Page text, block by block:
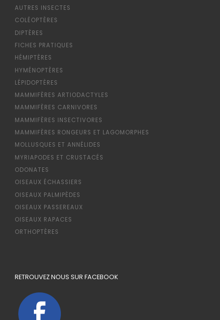
AUTRES INSECTES
COLÉOPTÈRES
DIPTÈRES
FICHES PRATIQUES
HÉMIPTÈRES
HYMÉNOPTÈRES
LÉPIDOPTÈRES
MAMMIFÈRES ARTIODACTYLES
MAMMIFÈRES CARNIVORES
MAMMIFÈRES INSECTIVORES
MAMMIFÈRES RONGEURS ET LAGOMORPHES
MOLLUSQUES ET ANNÉLIDES
MYRIAPODES ET CRUSTACÉS
ODONATES
OISEAUX ÉCHASSIERS
OISEAUX PALMIPÈDES
OISEAUX PASSEREAUX
OISEAUX RAPACES
ORTHOPTÈRES
RETROUVEZ NOUS SUR FACEBOOK